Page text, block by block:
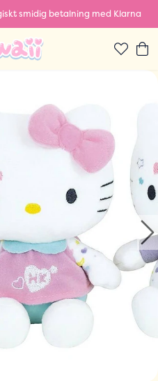
smidig betalning med Klarna